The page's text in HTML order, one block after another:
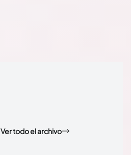
Ver todo el archivo